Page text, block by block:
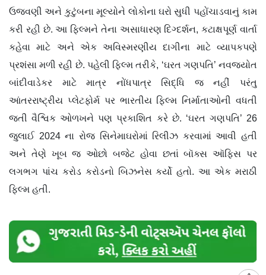
ઉજવણી અને કુટુંબના મૂલ્યોને લોકોના ઘરો સુધી પહોંચાડવાનું કામ
કરી રહી છે. આ ફિલ્મને તેના અસાધારણ દિગ્દર્શન, કટાક્ષપૂર્ણ વાર્તા
કહેવા માટે અને એક અવિસ્મરણીય દાગીના માટે વ્યાપકપણે
પ્રશંસા મળી રહી છે. પહેલી ફિલ્મ તરીકે, ‘ઘરત ગણપતિ’ નવજ્યોત
બાંદીવાડેકર માટે માત્ર નોંધપાત્ર સિદ્ધિ જ નહીં પરંતુ
આંતરરાષ્ટ્રીય પ્લેટફોર્મ પર ભારતીય ફિલ્મ નિર્માતાઓની વધતી
જતી વૈશ્વિક ઓળખને પણ પ્રકાશિત કરે છે. ‘ઘરત ગણપતિ’ 26
જુલાઈ 2024 ના રોજ સિનેમાઘરોમાં રિલીઝ કરવામાં આવી હતી
અને તેણે ખૂબ જ ઓછો બજેટ હોવા છતાં બૉક્સ ઑફિસ પર
લગભગ પાંચ કરોડ કરોડનો બિઝનેસ કર્યો હતો. આ એક મરાઠી
ફિલ્મ હતી.